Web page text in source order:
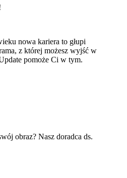
nowa kariera to głupi
z której możesz wyjść w
pomoże Ci w tym.
obraz? Nasz doradca ds.